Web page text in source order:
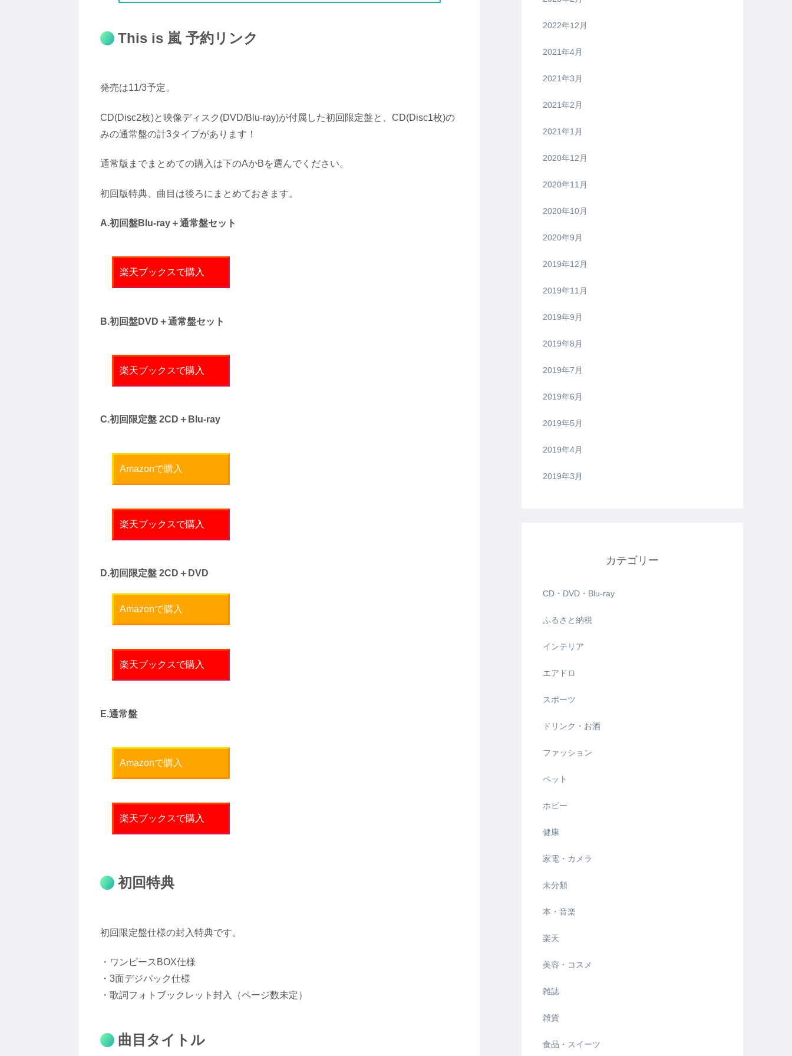
This is 嵐 予約リンク
発売は11/3予定。
CD(Disc2枚)と映像ディスク(DVD/Blu-ray)が付属した初回限定盤と、CD(Disc1枚)の
みの通常盤の計3タイプがあります！
通常版までまとめての購入は下のAかBを選んでください。
初回版特典、曲目は後ろにまとめておきます。
A.初回盤Blu-ray＋通常盤セット
楽天ブックスで購入
B.初回盤DVD＋通常盤セット
楽天ブックスで購入
C.初回限定盤 2CD＋Blu-ray
Amazonで購入
楽天ブックスで購入
D.初回限定盤 2CD＋DVD
Amazonで購入
楽天ブックスで購入
E.通常盤
Amazonで購入
楽天ブックスで購入
初回特典
初回限定盤仕様の封入特典です。
・ワンピースBOX仕様
・3面デジパック仕様
・歌詞フォトブックレット封入（ページ数未定）
曲目タイトル
2022年12月
2021年4月
2021年3月
2021年2月
2021年1月
2020年12月
2020年11月
2020年10月
2020年9月
2019年12月
2019年11月
2019年9月
2019年8月
2019年7月
2019年6月
2019年5月
2019年4月
2019年3月
カテゴリー
CD・DVD・Blu-ray
ふるさと納税
インテリア
エアドロ
スポーツ
ドリンク・お酒
ファッション
ペット
ホビー
健康
家電・カメラ
未分類
本・音楽
楽天
美容・コスメ
雑誌
雑貨
食品・スイーツ